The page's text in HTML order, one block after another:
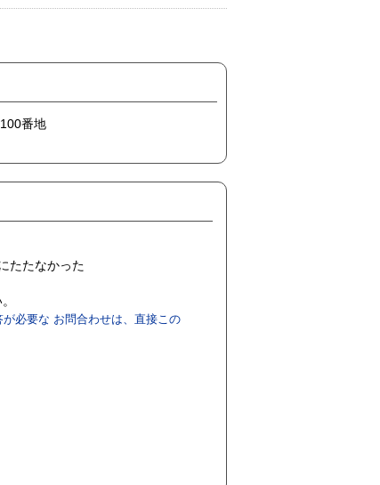
番地
たたなかった
必要な お問合わせは、直接この